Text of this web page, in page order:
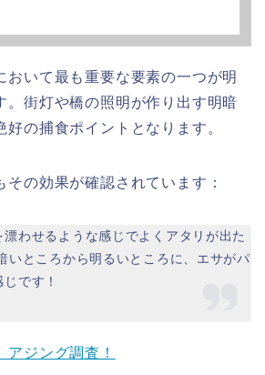
おいて最も重要な要素の一つが明
。街灯や橋の照明が作り出す明暗
の捕食ポイントとなります。
その効果が確認されています：
わせるような感じでよくアタリが出た
いところから明るいところに、エサがパ
です！
アジング調査！